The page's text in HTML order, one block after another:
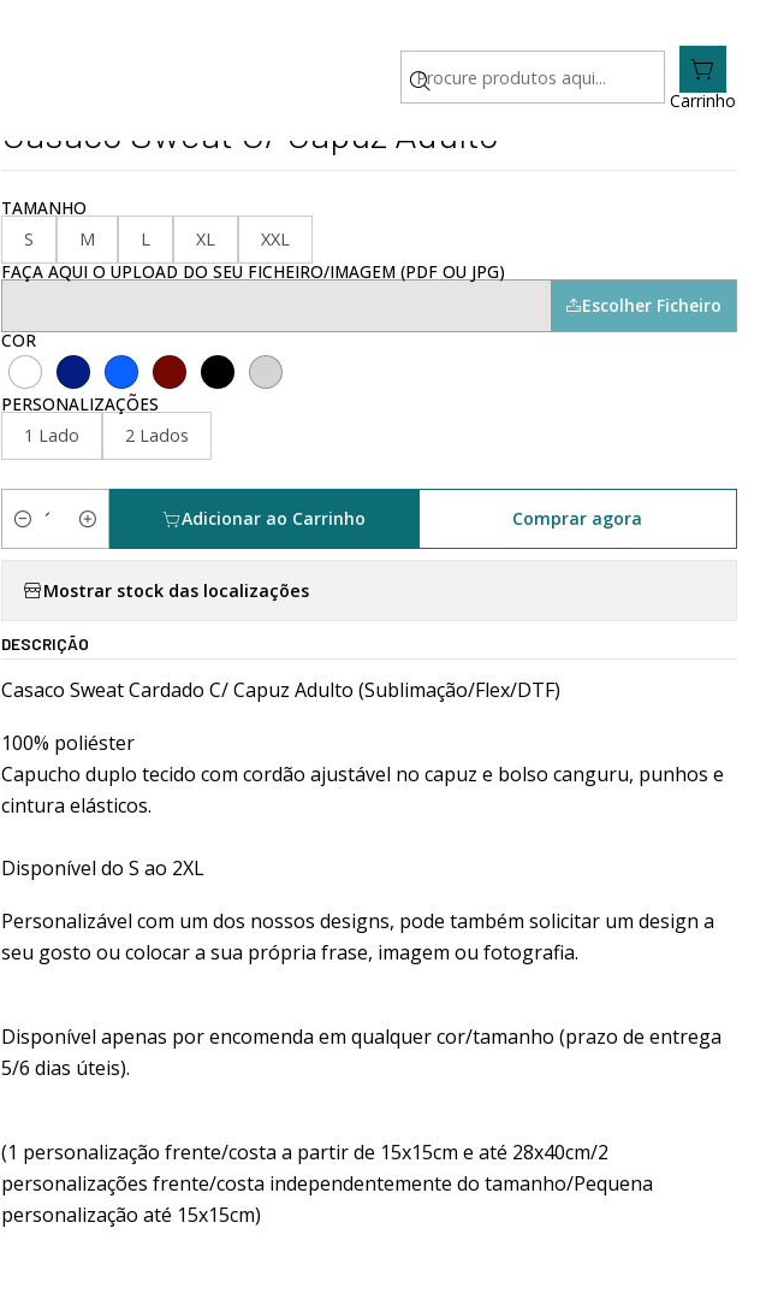
Carrinho
Casaco Sweat C/ Capuz Adulto
TAMANHO
S
M L XL
XXL
FAÇA AQUI O UPLOAD DO SEU FICHEIRO/IMAGEM (PDF OU JPG)
Escolher Ficheiro
COR
PERSONALIZAÇÕES
1 Lado
2 Lados
Quantidade
Adicionar ao Carrinho Comprar agora
Mostrar stock das localizações
DESCRIÇÃO
Casaco Sweat Cardado C/ Capuz Adulto (Sublimação/Flex/DTF)
100% poliéster
Capucho duplo tecido com cordão ajustável no capuz e bolso canguru, punhos e
cintura elásticos.
Disponível do S ao 2XL
Personalizável com um dos nossos designs, pode também solicitar um design a
seu gosto ou colocar a sua própria frase, imagem ou fotografia.
Disponível apenas por encomenda em qualquer cor/tamanho (prazo de entrega
5/6 dias úteis).
(1 personalização frente/costa a partir de 15x15cm e até 28x40cm/2
personalizações frente/costa independentemente do tamanho/Pequena
personalização até 15x15cm)